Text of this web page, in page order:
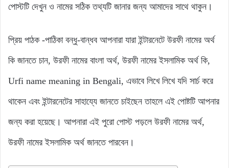
পোস্টটি দেখুন ও নামের সঠিক তথ্যটি জানার জন্য আমাদের সাথে থাকুন।
প্রিয় পাঠক -পাঠিকা বন্ধু-বান্ধব আপনারা যারা ইন্টারনেটে উরফী নামের অর্থ
কি জানতে চান, উরফী নামের বাংলা অর্থ, উরফী নামের ইসলামিক অর্থ কি,
Urfi name meaning in Bengali, এভাবে লিখে লিখে যদি সার্চ করে
থাকেন এবং ইন্টারনেটের সাহায্যে জানতে চাইছেন তাহলে এই পোষ্টটি আপনার
জন্য করা হয়েছে। আপনারা এই পুরো পোস্ট পড়লে উরফী নামের অর্থ,
উরফী নামের ইসলামিক অর্থ জানতে পারবেন।